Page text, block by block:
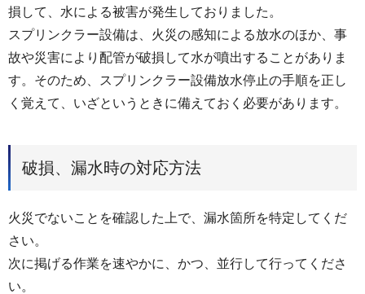
損して、水による被害が発生しておりました。
スプリンクラー設備は、火災の感知による放水のほか、事
故や災害により配管が破損して水が噴出することがありま
す。そのため、スプリンクラー設備放水停止の手順を正し
く覚えて、いざというときに備えておく必要があります。
破損、漏水時の対応方法
火災でないことを確認した上で、漏水箇所を特定してくだ
さい。
次に掲げる作業を速やかに、かつ、並行して行ってくださ
い。